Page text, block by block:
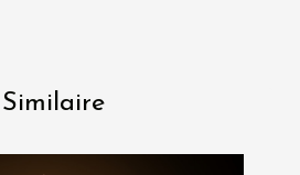
Similaire